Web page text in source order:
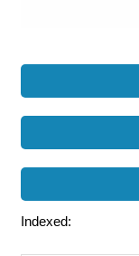
Indexed: